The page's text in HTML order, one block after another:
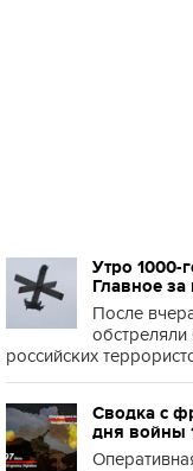
Утро 1000-
Главное
После
обстреляли
российских
Сводка с
дня войны